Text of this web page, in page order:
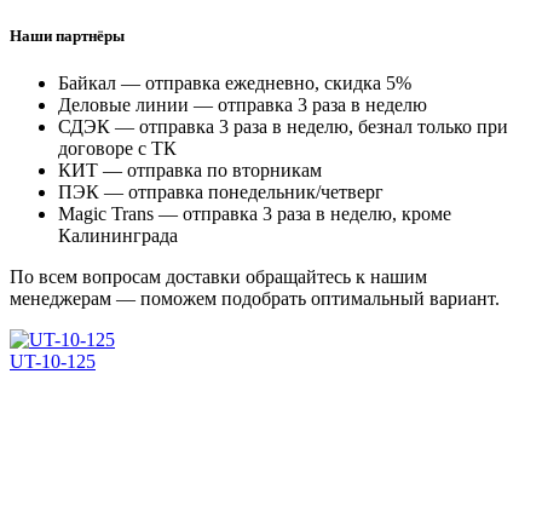
Наши партнёры
Байкал — отправка ежедневно, скидка 5%
Деловые линии — отправка 3 раза в неделю
СДЭК — отправка 3 раза в неделю, безнал только при
договоре с ТК
КИТ — отправка по вторникам
ПЭК — отправка понедельник/четверг
Magic Trans — отправка 3 раза в неделю, кроме
Калининграда
По всем вопросам доставки обращайтесь к нашим
менеджерам — поможем подобрать оптимальный вариант.
UT-10-125